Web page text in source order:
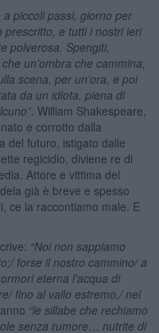
piccoli passi, giorno per
prescritto, e tutti i nostri ieri
polverosa. Spengiti,
un’ombra che cammina,
scena, per un’ora, e poi
da un idiota, piena di
. William Shakespeare,
e corrotto dalla
del futuro, istigato dalle
regicidio, diviene re di
Attore e vittima del
già è breve e spesso
ce la raccontiamo male. E
“Noi non sappiamo
forse il nostro cammino/ a
eterna l'acqua di
fino al vallo estremo,/ nel
“le sillabe che rechiamo
senza rumore… nutrite di